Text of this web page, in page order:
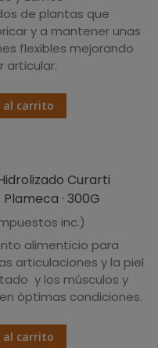
de plantas que
y a mantener unas
flexibles mejorando
articular.
al carrito
Curarti
· 300G
inc.)
alimenticio para
articulaciones y la piel
y los músculos y
óptimas condiciones.
al carrito